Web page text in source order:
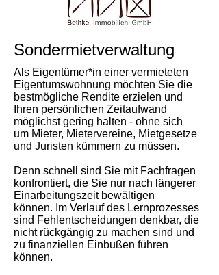
Sondermietverwaltung
Als Eigentümer*in einer vermieteten
Eigentumswohnung möchten Sie die
bestmögliche Rendite erzielen und
Ihren persönlichen Zeitaufwand
möglichst gering halten - ohne sich
um Mieter, Mietervereine, Mietgesetze
und Juristen kümmern zu müssen.
Denn schnell sind Sie mit Fachfragen
konfrontiert, die Sie nur nach längerer
Einarbeitungszeit bewältigen
können. Im Verlauf des Lernprozesses
sind Fehlentscheidungen denkbar, die
nicht rückgängig zu machen sind und
zu finanziellen Einbußen führen
können.